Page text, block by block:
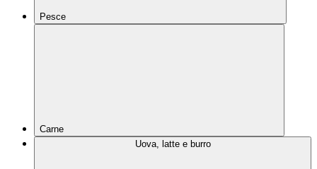
Pesce
Carne
Uova, latte e burro